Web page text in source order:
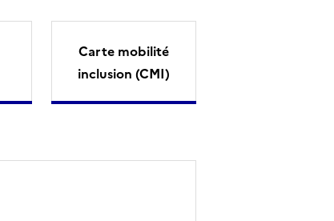
Carte mobilité
inclusion (CMI)